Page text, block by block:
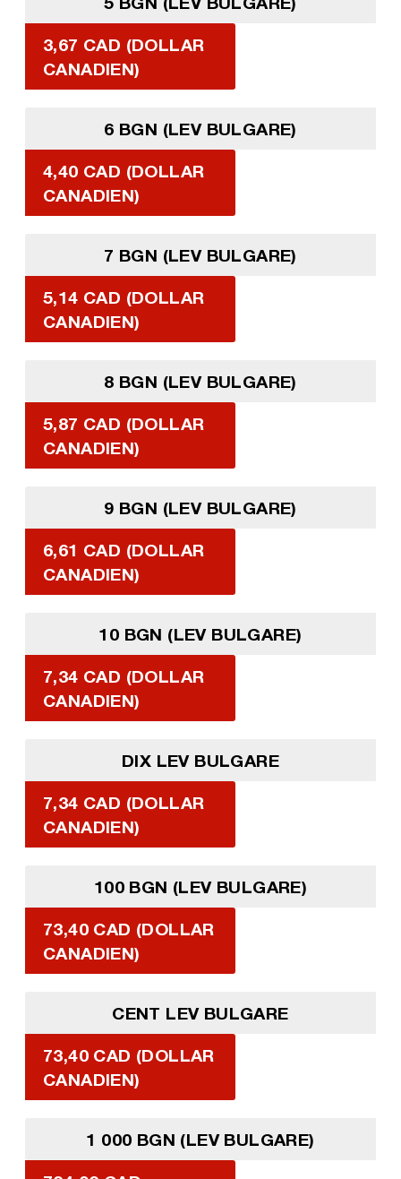
3,67 CAD (DOLLAR
CANADIEN)
6 BGN (LEV BULGARE)
4,40 CAD (DOLLAR
CANADIEN)
7 BGN (LEV BULGARE)
5,14 CAD (DOLLAR
CANADIEN)
8 BGN (LEV BULGARE)
5,87 CAD (DOLLAR
CANADIEN)
9 BGN (LEV BULGARE)
6,61 CAD (DOLLAR
CANADIEN)
10 BGN (LEV BULGARE)
7,34 CAD (DOLLAR
CANADIEN)
DIX LEV BULGARE
7,34 CAD (DOLLAR
CANADIEN)
100 BGN (LEV BULGARE)
73,40 CAD (DOLLAR
CANADIEN)
CENT LEV BULGARE
73,40 CAD (DOLLAR
CANADIEN)
1 000 BGN (LEV BULGARE)